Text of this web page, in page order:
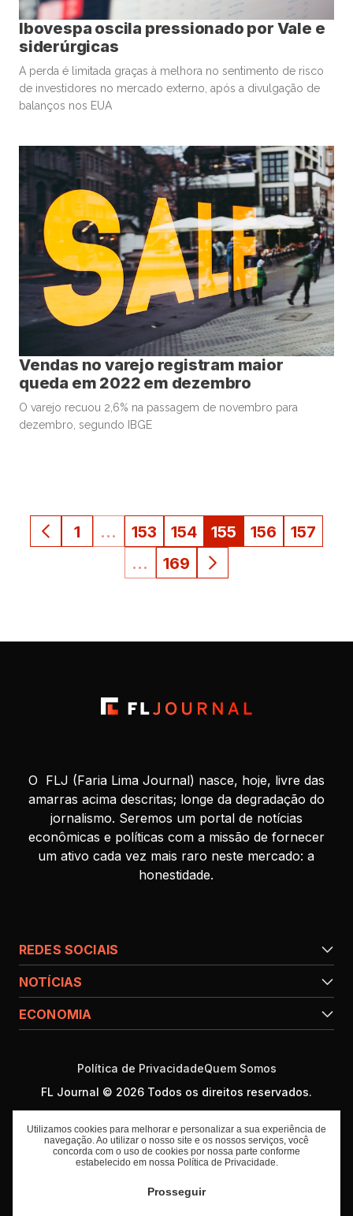
Ibovespa oscila pressionado por Vale e
siderúrgicas
A perda é limitada graças à melhora no sentimento de risco
de investidores no mercado externo, após a divulgação de
balanços nos EUA
Vendas no varejo registram maior
queda em 2022 em dezembro
O varejo recuou 2,6% na passagem de novembro para
dezembro, segundo IBGE
1 … 153 154 155 156
157
…
169
O FLJ (Faria Lima Journal) nasce, hoje, livre das
amarras acima descritas; longe da degradação do
jornalismo. Seremos um portal de notícias
econômicas e políticas com a missão de fornecer
um ativo cada vez mais raro neste mercado: a
honestidade.
REDES SOCIAIS
NOTÍCIAS
ECONOMIA
FL Journal © 2026 Todos os direitos reservados.
Política de PrivacidadeQuem Somos
Utilizamos cookies para melhorar e personalizar a sua experiência de
navegação. Ao utilizar o nosso site e os nossos serviços, você
concorda com o uso de cookies por nossa parte conforme
estabelecido em nossa Política de Privacidade.
Prosseguir